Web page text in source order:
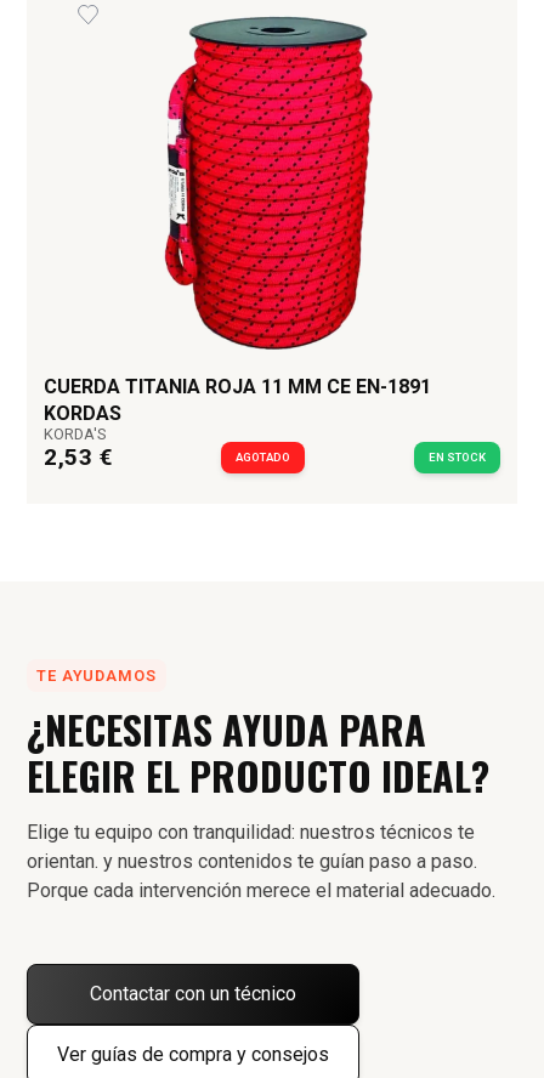
CUERDA TITANIA ROJA 11 MM CE EN-1891
KORDAS
KORDA'S
2,53 € AGOTADO EN STOCK
TE AYUDAMOS
¿NECESITAS AYUDA PARA
ELEGIR EL PRODUCTO IDEAL?
Elige tu equipo con tranquilidad: nuestros técnicos te
orientan. y nuestros contenidos te guían paso a paso.
Porque cada intervención merece el material adecuado.
Contactar con un técnico
Ver guías de compra y consejos